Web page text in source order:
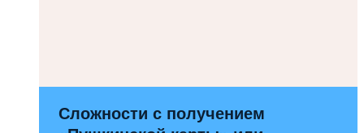
Сложности с получением